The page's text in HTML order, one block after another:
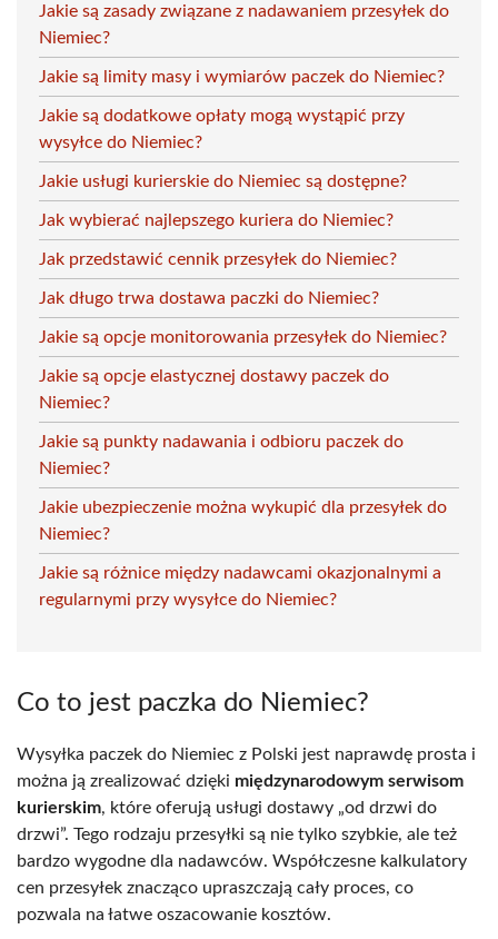
Jakie są zasady związane z nadawaniem przesyłek do
Niemiec?
Jakie są limity masy i wymiarów paczek do Niemiec?
Jakie są dodatkowe opłaty mogą wystąpić przy
wysyłce do Niemiec?
Jakie usługi kurierskie do Niemiec są dostępne?
Jak wybierać najlepszego kuriera do Niemiec?
Jak przedstawić cennik przesyłek do Niemiec?
Jak długo trwa dostawa paczki do Niemiec?
Jakie są opcje monitorowania przesyłek do Niemiec?
Jakie są opcje elastycznej dostawy paczek do
Niemiec?
Jakie są punkty nadawania i odbioru paczek do
Niemiec?
Jakie ubezpieczenie można wykupić dla przesyłek do
Niemiec?
Jakie są różnice między nadawcami okazjonalnymi a
regularnymi przy wysyłce do Niemiec?
Co to jest paczka do Niemiec?
Wysyłka paczek do Niemiec z Polski jest naprawdę prosta i
można ją zrealizować dzięki międzynarodowym serwisom
kurierskim, które oferują usługi dostawy „od drzwi do
drzwi”. Tego rodzaju przesyłki są nie tylko szybkie, ale też
bardzo wygodne dla nadawców. Współczesne kalkulatory
cen przesyłek znacząco upraszczają cały proces, co
pozwala na łatwe oszacowanie kosztów.